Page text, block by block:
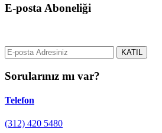
E-posta Aboneliği
KATIL
Sorularınız mı var?
Telefon
(312) 420 5480